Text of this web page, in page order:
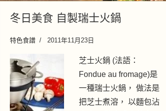
冬日美食 自製瑞士火鍋
特色食譜 2011年11月23日
芝士火鍋 (法語：
Fondue au fromage)是
一種瑞士火鍋， 做法是
把芝士煮溶， 以麵包沾